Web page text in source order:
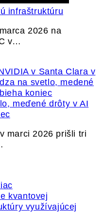
infraštruktúru
2026 na
v…
meďené drôty v AI
marci 2026 prišli tri